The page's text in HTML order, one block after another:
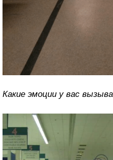
Какие эмоции у вас